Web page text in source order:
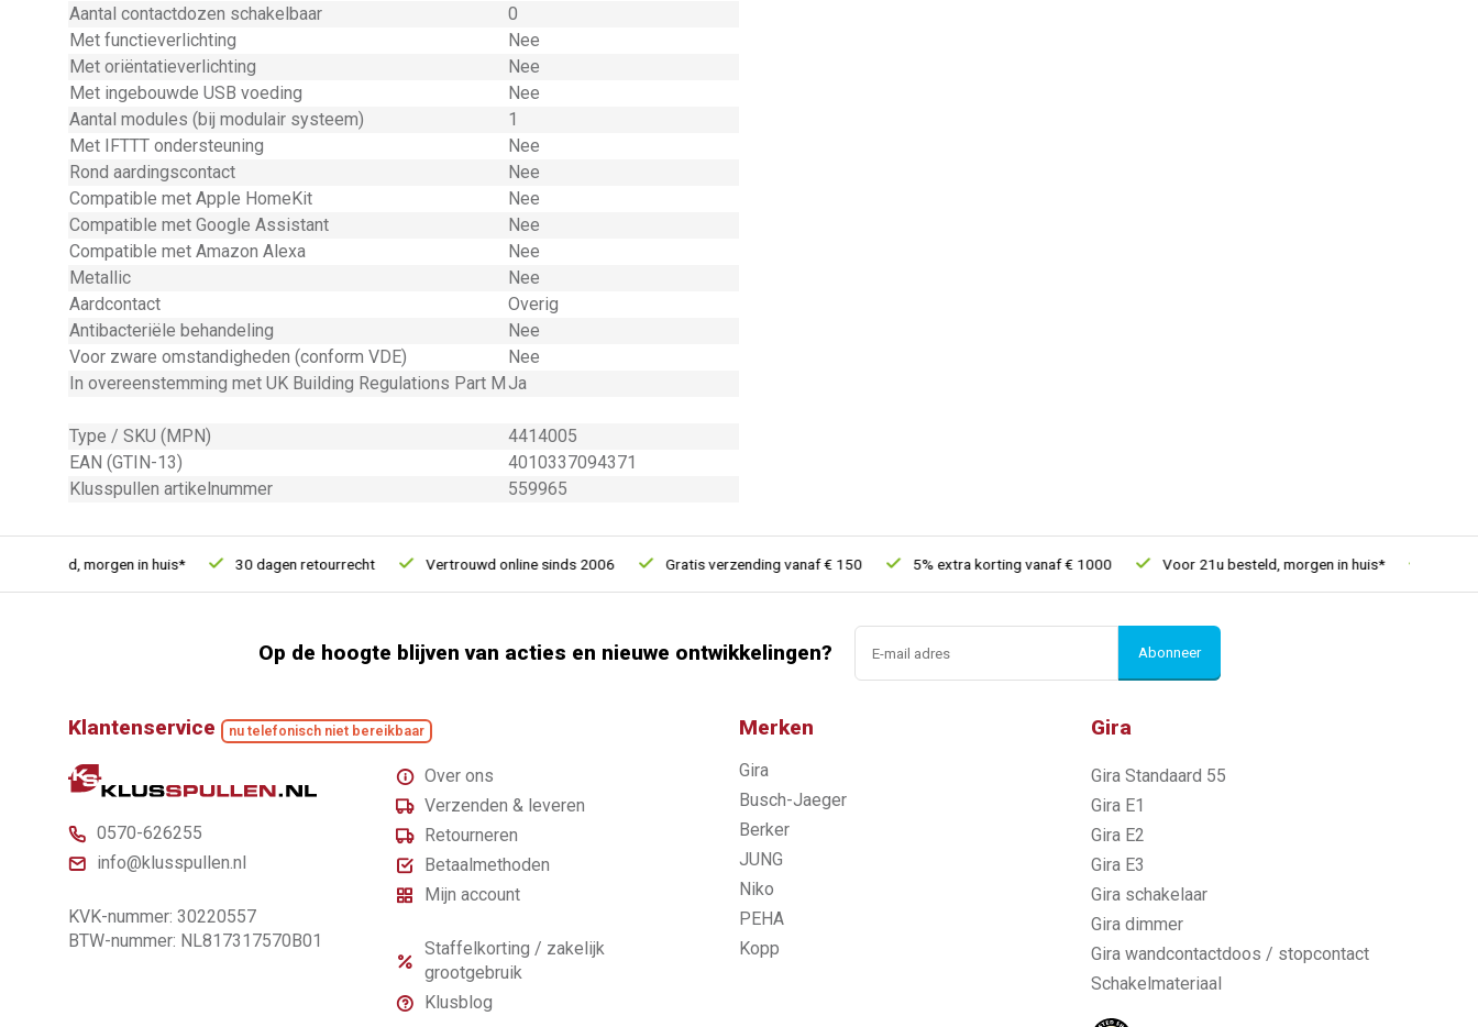
Aantal contactdozen schakelbaar
0
Met functieverlichting
Nee
Met oriëntatieverlichting
Nee
Met ingebouwde USB voeding
Nee
Aantal modules (bij modulair systeem)
1
Met IFTTT ondersteuning
Nee
Rond aardingscontact
Nee
Compatible met Apple HomeKit
Nee
Compatible met Google Assistant
Nee
Compatible met Amazon Alexa
Nee
Metallic
Nee
Aardcontact
Overig
Antibacteriële behandeling
Nee
Voor zware omstandigheden (conform VDE)
Nee
In overeenstemming met UK Building Regulations Part MJa
Type / SKU (MPN)
4414005
EAN (GTIN-13)
4010337094371
Klusspullen artikelnummer
559965
morgen in huis* 30 dagen retourrecht Vertrouwd online sinds 2006 Gratis verzending vanaf € 150 5% extra korting vanaf € 1000 Voor 21u besteld, morgen in huis* 30 dagen
Op de hoogte blijven van acties en nieuwe ontwikkelingen? Abonneer
Klantenservice nu telefonisch niet bereikbaar
0570-626255
info@klusspullen.nl
KVK-nummer: 30220557
BTW-nummer: NL817317570B01
Over ons
Verzenden & leveren
Retourneren
Betaalmethoden
Mijn account
Staffelkorting / zakelijk
grootgebruik
Klusblog
Merken
Gira
Busch-Jaeger
Berker
JUNG
Niko
PEHA
Kopp
Gira
Gira Standaard 55
Gira E1
Gira E2
Gira E3
Gira schakelaar
Gira dimmer
Gira wandcontactdoos / stopcontact
Schakelmateriaal